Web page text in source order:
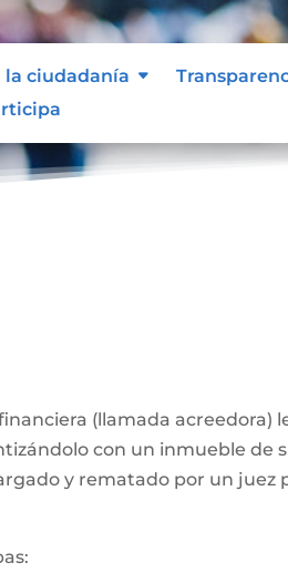
la ciudadanía
(llamada acreedora)
con un inmueble de
y rematado por un juez